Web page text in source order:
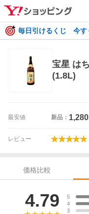
毎日引けるくじ 今す
宝星 は
(1.8L)
最安値 新品： 1,280
レビュー
価格比較
4.79
5
4
3